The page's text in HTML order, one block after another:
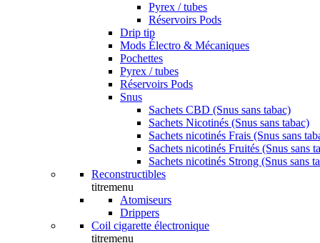
Pyrex / tubes
Réservoirs Pods
Drip tip
Mods Électro & Mécaniques
Pochettes
Pyrex / tubes
Réservoirs Pods
Snus
Sachets CBD (Snus sans tabac)
Sachets Nicotinés (Snus sans tabac)
Sachets nicotinés Frais (Snus sans
Sachets nicotinés Fruités (Snus sans
Sachets nicotinés Strong (Snus sans
Reconstructibles
titremenu
Atomiseurs
Drippers
Coil cigarette électronique
titremenu